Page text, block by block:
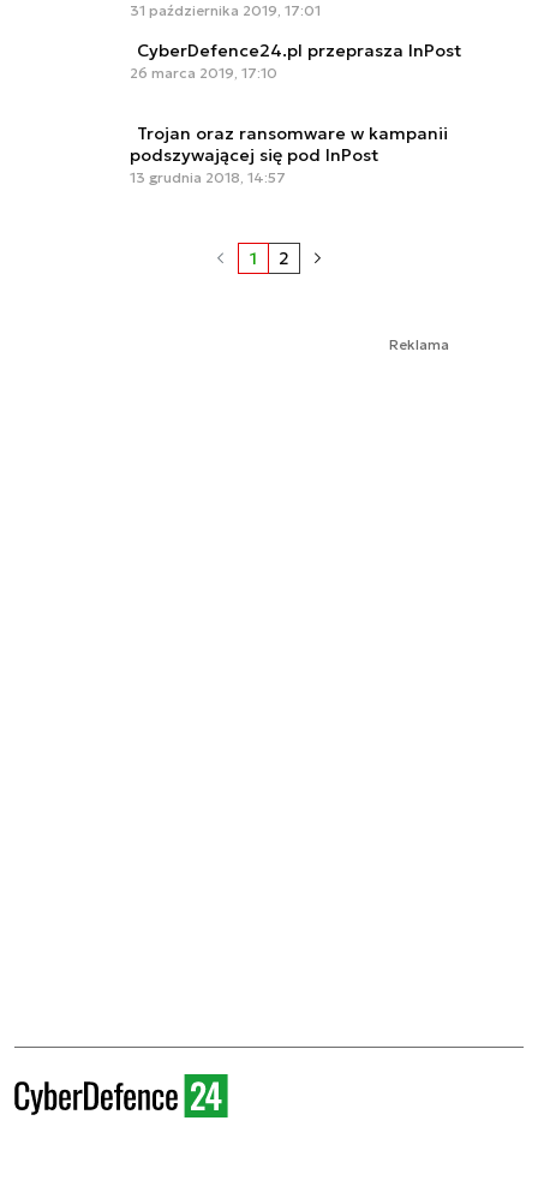
31 października 2019, 17:01
CyberDefence24.pl przeprasza InPost
26 marca 2019, 17:10
Trojan oraz ransomware w kampanii
podszywającej się pod InPost
13 grudnia 2018, 14:57
1 2
Reklama